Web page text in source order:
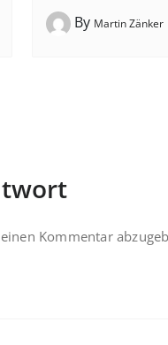
By Martin Zänker
Kommentar